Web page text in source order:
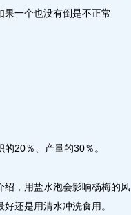
一个也没有倒是不正常
20％、产量的30％。
，用盐水泡会影响杨梅的风
还是用清水冲洗食用。